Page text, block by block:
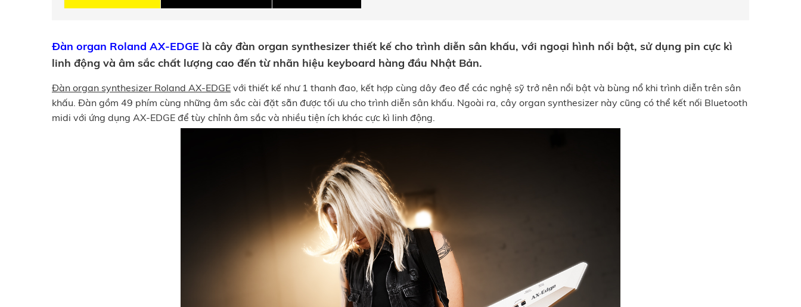
Đàn organ Roland AX-EDGE là cây đàn organ synthesizer thiết kế cho trình diễn sân khấu, với ngoại hình nổi bật, sử dụng pin cực kì
linh động và âm sắc chất lượng cao đến từ nhãn hiệu keyboard hàng đầu Nhật Bản.
Đàn organ synthesizer Roland AX-EDGE với thiết kế như 1 thanh đao, kết hợp cùng dây đeo để các nghệ sỹ trở nên nổi bật và bùng nổ khi trình diễn trên sân
khấu. Đàn gồm 49 phím cùng những âm sắc cài đặt sẵn được tối ưu cho trình diễn sân khấu. Ngoài ra, cây organ synthesizer này cũng có thể kết nối Bluetooth
midi với ứng dụng AX-EDGE để tùy chỉnh âm sắc và nhiều tiện ích khác cực kì linh động.